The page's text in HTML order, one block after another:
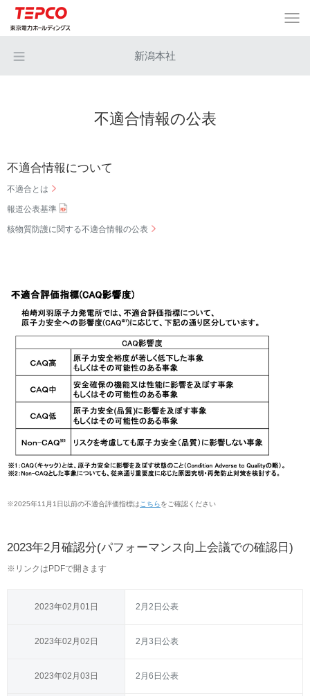
新潟本社
不適合情報の公表
不適合情報について
不適合とは
報道公表基準
核物質防護に関する不適合情報の公表
※2025年11月1日以前の不適合評価指標は こちらをご確認ください
2023年2月確認分(パフォーマンス向上会議での確認日)
※ リンクはPDFで開きます
2023年02月01日 2月2日公表
2023年02月02日 2月3日公表
2023年02月03日 2月6日公表